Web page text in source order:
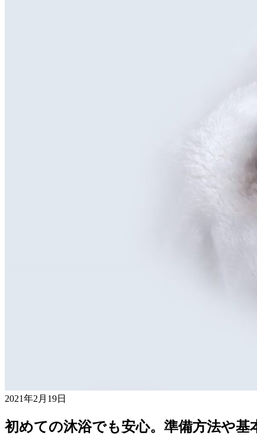
2021年2月19日
初めての沐浴でも安心。準備方法や基